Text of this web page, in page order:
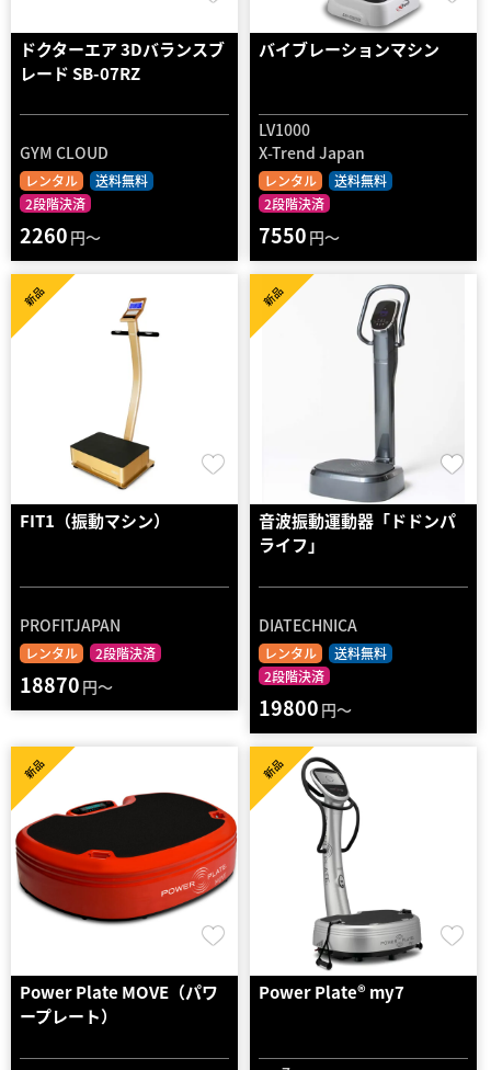
ドクターエア 3Dバランスブ
レード SB-07RZ
GYM CLOUD
レンタル
送料無料
2段階決済
2260 円～
バイブレーションマシン
LV1000
X-Trend Japan
レンタル
送料無料
2段階決済
7550 円～
FIT1（振動マシン）
PROFITJAPAN
レンタル 2段階決済
新品
18870 円～
音波振動運動器「ドドンパ
ライフ」
DIATECHNICA
レンタル
送料無料
2段階決済
新品
19800 円～
Power Plate MOVE（パワ
ープレート）
新品
Power Plate® my7
新品